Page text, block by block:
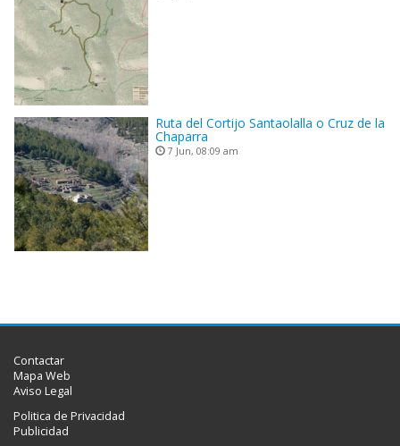
Ruta del Cortijo Santaolalla o Cruz de la
Chaparra
7 Jun, 08:09 am
Contactar
Mapa Web
Aviso Legal
Politica de Privacidad
Publicidad